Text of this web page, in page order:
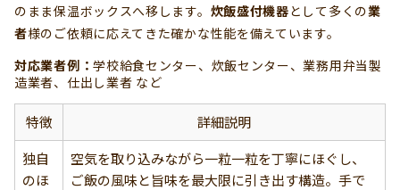
のまま保温ボックスへ移します。 炊飯盛付機器として多くの業
者様のご依頼に応えてきた確かな性能を備えています。
対応業者例：学校給食センター、炊飯センター、業務用弁当製
造業者、仕出し業者 など
特徴
詳細説明
独自
のほ
空気を取り込みながら一粒一粒を丁寧にほぐし、
ご飯の風味と旨味を最大限に引き出す構造。手で